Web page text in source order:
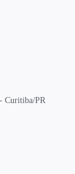
Curitiba/PR